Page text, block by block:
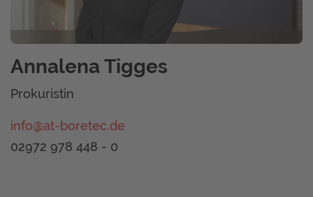
Annalena Tigges
Prokuristin
info@at-boretec.de
02972 978 448 - 0